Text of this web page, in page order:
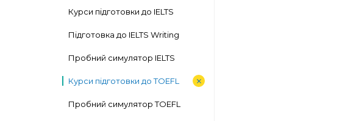
Курси підготовки до IELTS
Підготовка до IELTS Writing
Пробний симулятор IELTS
Курси підготовки до TOEFL
Пробний симулятор TOEFL